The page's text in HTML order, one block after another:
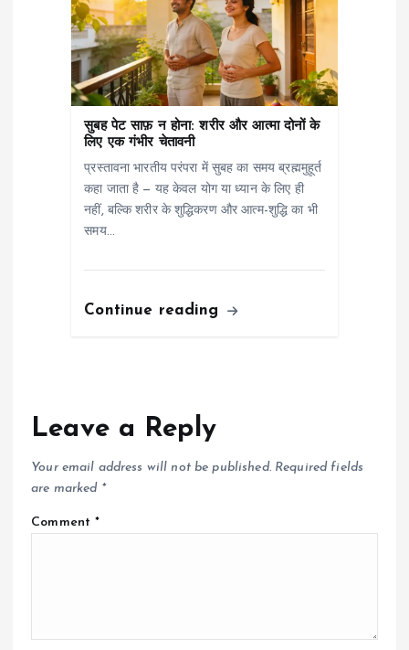
सुबह पेट साफ़ न होना: शरीर और आत्मा दोनों के
लिए एक गंभीर चेतावनी
प्रस्तावना भारतीय परंपरा में सुबह का समय ब्रह्ममुहूर्त
कहा जाता है — यह केवल योग या ध्यान के लिए ही
नहीं, बल्कि शरीर के शुद्धिकरण और आत्म-शुद्धि का भी
समय…
Continue reading
Leave a Reply
Your email address will not be published. Required fields
are marked *
Comment*